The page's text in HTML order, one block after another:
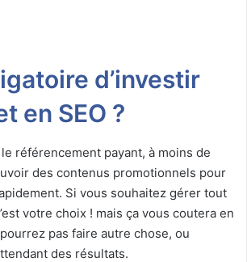
d’investir
en SEO ?
référencement payant, à moins de
des contenus promotionnels pour
Si vous souhaitez gérer tout
votre choix ! mais ça vous coutera en
pas faire autre chose, ou
des résultats.